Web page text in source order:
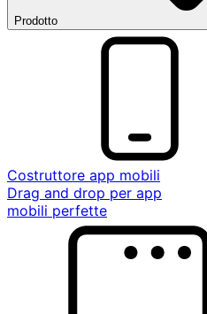
Prodotto
Costruttore app mobili
Drag and drop per app
mobili perfette